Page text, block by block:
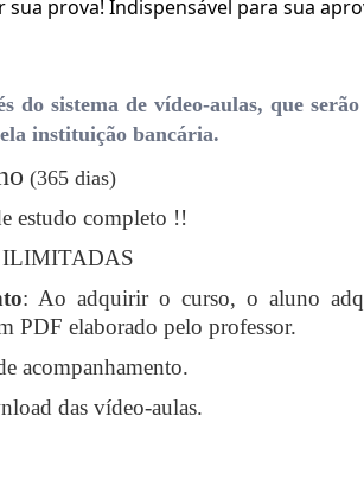
prova! Indispensável para sua
do sistema de vídeo-aulas, que
instituição bancária.
(365 dias)
estudo completo !!
: Ao adquirir o curso, o aluno
PDF elaborado pelo professor.
acompanhamento.
das vídeo-aulas.